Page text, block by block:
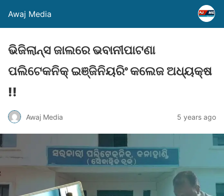
Awaj Media
ଭିଜିଲାନ୍ସ ଜାଲରେ ଭବାନୀପାଟଣା
ପଲିଟେକନିକ୍ ଇଞ୍ଜିନିୟରିଂ କଲେଜ ଅଧ୍ୟକ୍ଷ
!!
Awaj Media 5 years ago